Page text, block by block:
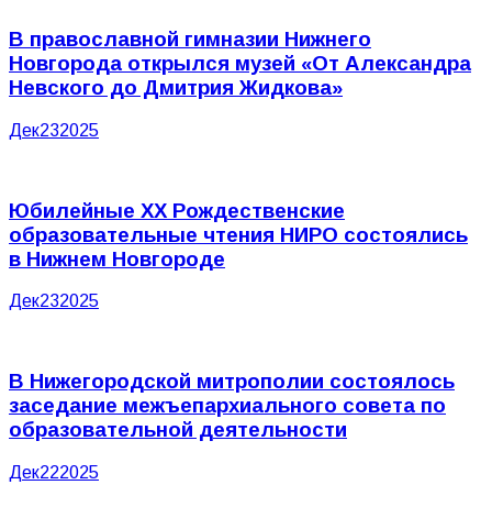
В православной гимназии Нижнего
Новгорода открылся музей «От Александра
Невского до Дмитрия Жидкова»
Дек232025
Юбилейные XX Рождественские
образовательные чтения НИРО состоялись
в Нижнем Новгороде
Дек232025
В Нижегородской митрополии состоялось
заседание межъепархиального совета по
образовательной деятельности
Дек222025